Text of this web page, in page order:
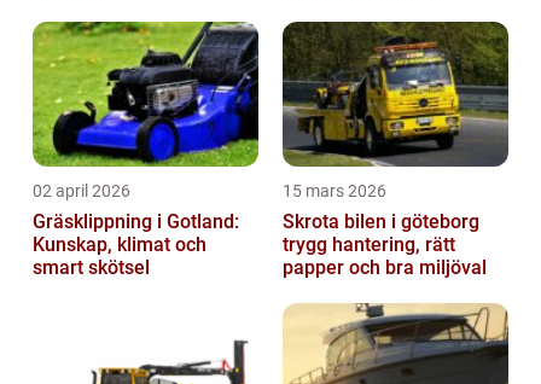
02 april 2026
Gräsklippning i Gotland:
Kunskap, klimat och
smart skötsel
15 mars 2026
Skrota bilen i göteborg
trygg hantering, rätt
papper och bra miljöval